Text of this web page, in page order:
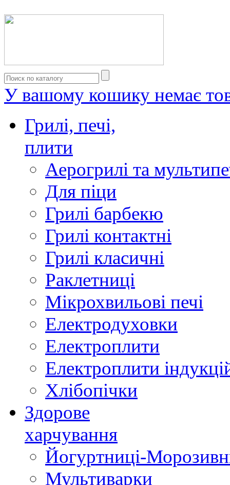
У вашому кошику немає
Грилі, печі,
плити
Аерогрилі та
Для піци
Грилі барбекю
Грилі контактні
Грилі класичні
Раклетниці
Мікрохвильові печі
Електродуховки
Електроплити
Електроплити
Хлібопічки
Здорове
харчування
Йогуртниці-
Мультиварки